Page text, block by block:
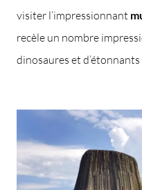
visiter l’impressionnant
recèle un nombre
dinosaures et d’étonnants